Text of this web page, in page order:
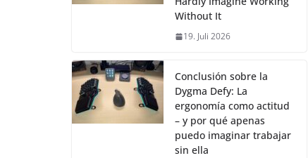
Without It
19. Juli 2026
Conclusión sobre la
Dygma Defy: La
ergonomía como actitud
– y por qué apenas
puedo imaginar trabajar
sin ella